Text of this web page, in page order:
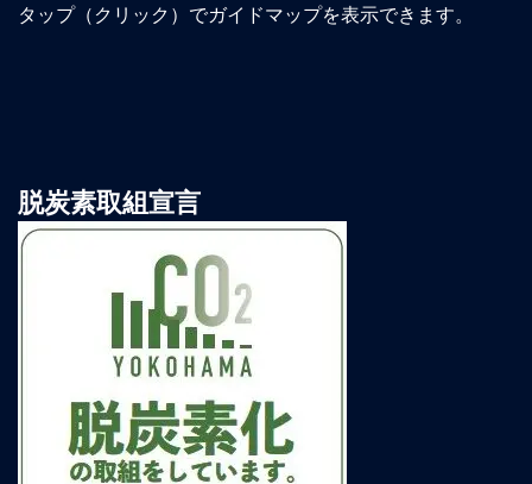
タップ（クリック）でガイドマップを表示できます。
脱炭素取組宣言